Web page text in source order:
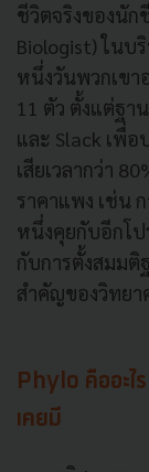
ชีวิตจริงของนั
Biologist) ในบ
หนึ่งวันพวกเขา
11 ตัว ตั้งแต่ฐา
และ Slack เพื่อ
เสียเวลากว่า
ราคาแพง เช่น
หนึ่งคุยกับอีกโป
กับการตั้งสมมติ
สำคัญของวิทยา
Phylo คืออะไ
เคยมี